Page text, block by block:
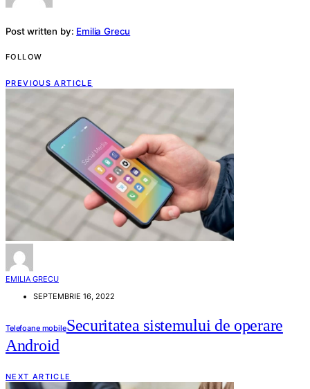
Post written by: Emilia Grecu
FOLLOW
PREVIOUS ARTICLE
EMILIA GRECU
SEPTEMBRIE 16, 2022
Telefoane mobileSecuritatea sistemului de operare
Android
NEXT ARTICLE